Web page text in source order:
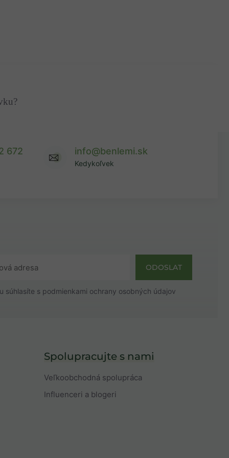
672 info@benlemi.sk
Kedykoľvek
ODOSLAT
súhlasíte s podmienkami ochrany osobných údajov
Spolupracujte s nami
Veľkoobchodná spolupráca
Influenceri a blogeri